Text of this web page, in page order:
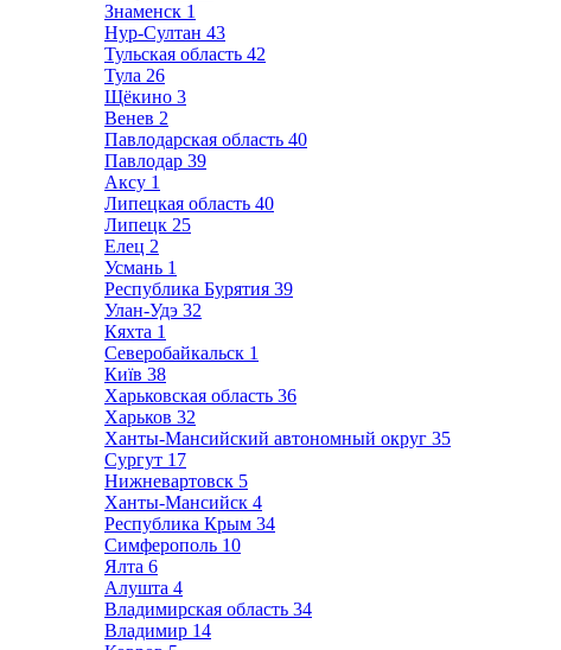
Знаменск 1
Нур-Султан 43
Тульская область 42
Тула 26
Щёкино 3
Венев 2
Павлодарская область 40
Павлодар 39
Аксу 1
Липецкая область 40
Липецк 25
Елец 2
Усмань 1
Республика Бурятия 39
Улан-Удэ 32
Кяхта 1
Северобайкальск 1
Київ 38
Харьковская область 36
Харьков 32
Ханты-Мансийский автономный округ 35
Сургут 17
Нижневартовск 5
Ханты-Мансийск 4
Республика Крым 34
Симферополь 10
Ялта 6
Алушта 4
Владимирская область 34
Владимир 14